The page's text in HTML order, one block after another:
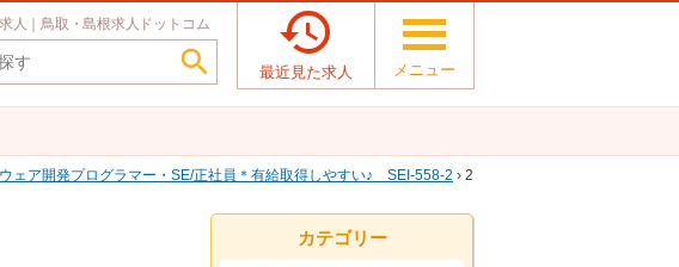
人｜鳥取・島根求人ドットコム


最近見た求人 メニュー
ェア開発プログラマー・SE/正社員＊有給取得しやすい♪ SEI-558-2 › 2
カテゴリー